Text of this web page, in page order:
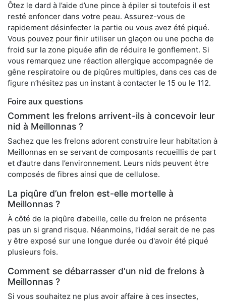
Ôtez le dard à l’aide d’une pince à épiler si toutefois il est
resté enfoncer dans votre peau. Assurez-vous de
rapidement désinfecter la partie ou vous avez été piqué.
Vous pouvez pour finir utiliser un glaçon ou une poche de
froid sur la zone piquée afin de réduire le gonflement. Si
vous remarquez une réaction allergique accompagnée de
gêne respiratoire ou de piqûres multiples, dans ces cas de
figure n’hésitez pas un instant à contacter le 15 ou le 112.
Foire aux questions
Comment les frelons arrivent-ils à concevoir leur
nid à Meillonnas ?
Sachez que les frelons adorent construire leur habitation à
Meillonnas en se servant de composants recueillis de part
et d’autre dans l’environnement. Leurs nids peuvent être
composés de fibres ainsi que de cellulose.
La piqûre d’un frelon est-elle mortelle à
Meillonnas ?
À côté de la piqûre d’abeille, celle du frelon ne présente
pas un si grand risque. Néanmoins, l’idéal serait de ne pas
y être exposé sur une longue durée ou d'avoir été piqué
plusieurs fois.
Comment se débarrasser d'un nid de frelons à
Meillonnas ?
Si vous souhaitez ne plus avoir affaire à ces insectes,